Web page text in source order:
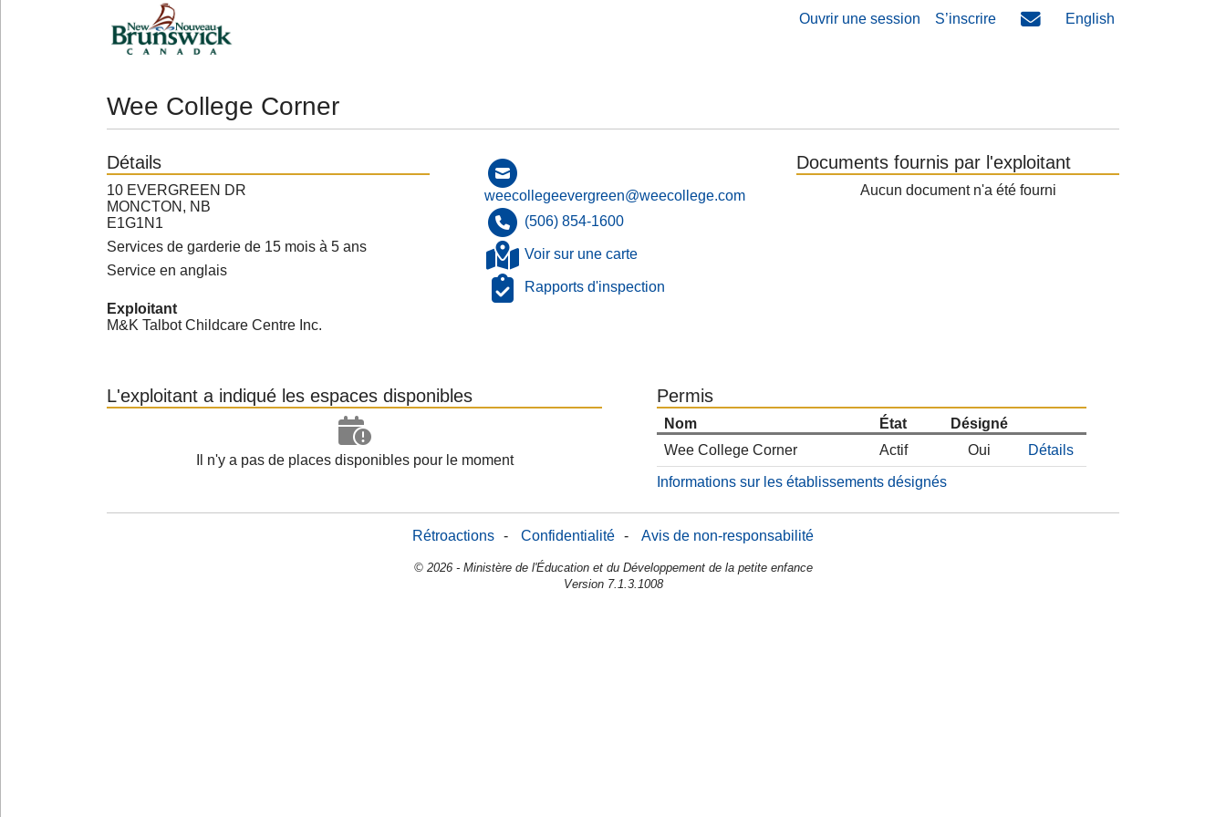
Ouvrir une session S’inscrire English
Wee College Corner
Détails
10 EVERGREEN DR
MONCTON, NB
E1G1N1
Services de garderie de 15 mois à 5 ans
Service en anglais
Exploitant
M&K Talbot Childcare Centre Inc.
weecollegeevergreen@weecollege.com
(506) 854-1600
Voir sur une carte
Rapports d'inspection
Documents fournis par l'exploitant
Aucun document n'a été fourni
L'exploitant a indiqué les espaces disponibles
Il n'y a pas de places disponibles pour le moment
Permis
Nom État
Désigné
Wee College Corner
Actif Oui Détails
Informations sur les établissements désignés
Rétroactions - Confidentialité - Avis de non-responsabilité
© 2026 - Ministère de l'Éducation et du Développement de la petite enfance
Version 7.1.3.1008